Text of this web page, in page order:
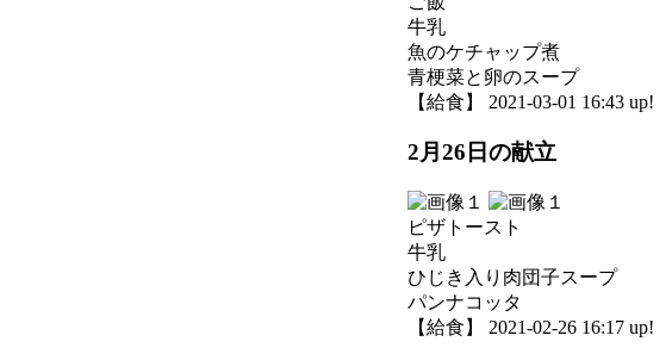
牛乳
魚のケチャップ煮
青梗菜と卵のスープ
【給食】 2021-03-01 16:43 up!
2月26日の献立
ピザトースト
牛乳
ひじき入り肉団子スープ
パンナコッタ
【給食】 2021-02-26 16:17 up!